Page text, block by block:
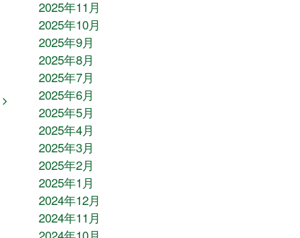
2025年11月
2025年10月
2025年9月
2025年8月
2025年7月
2025年6月
2025年5月
2025年4月
2025年3月
2025年2月
2025年1月
2024年12月
2024年11月